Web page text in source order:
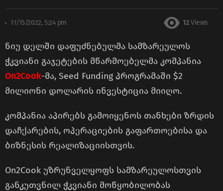
11/15/2022, 5:24 pm 12 Views
ნიუ დელში დაფუძნებულმა სამზარეულოს
ჭკვიანი გაჯეტების მწარმოებელმა კომპანია
On2Cook-მა, Seed Funding პროგრამაში $2
მილიონი დოლარის ინვესტიცია მიიღო.
კომპანია აპირებს გამოიყენოს თანხები ზრდის
დაჩქარების, ოპერაციების გაფართოებისა და
ბიზნესის რეალიზაციისთვის.
On2Cook უზრუნველყოფს სამზარეულოსთვის
განკუთვნილ ჭკვიანი მოწყობილობას